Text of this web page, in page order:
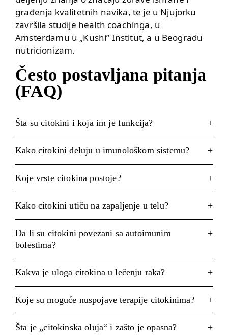
građenja kvalitetnih navika, te je u Njujorku
završila studije health coachinga, u
Amsterdamu u „Kushi” Institut, a u Beogradu
nutricionizam.
Često postavljana pitanja
(FAQ)
Šta su citokini i koja im je funkcija?
Kako citokini deluju u imunološkom sistemu?
Koje vrste citokina postoje?
Kako citokini utiču na zapaljenje u telu?
Da li su citokini povezani sa autoimunim
bolestima?
Kakva je uloga citokina u lečenju raka?
Koje su moguće nuspojave terapije citokinima?
Šta je „citokinska oluja“ i zašto je opasna?